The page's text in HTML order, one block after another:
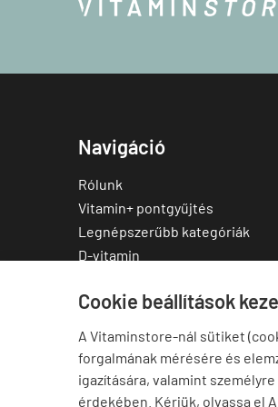
Cookie beállítások
A Vitaminstore-nál sütiket
forgalmának mérésére és
igazítására, valamint
érdekében. Kérjük, olvassa el
Navigáció
Rólunk
Vitamin+ pontgyűjtés
Legnépszerűbb kategóriák
D-vitamin
Multivitamin
Cink
Omega-3
Ashwagandha